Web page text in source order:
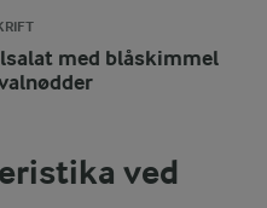
med blåskimmel
ved